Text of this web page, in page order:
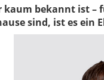
bekannt ist –
sind, ist es ein